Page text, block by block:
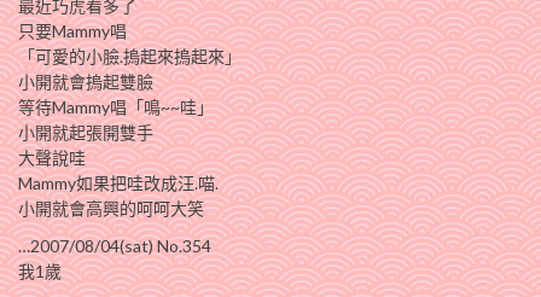
最近巧虎看多了
只要Mammy唱
「可愛的小臉.摀起來摀起來」
小開就會摀起雙臉
等待Mammy唱「鳴~~哇」
小開就起張開雙手
大聲說哇
Mammy如果把哇改成汪.喵.
小開就會高興的呵呵大笑
…2007/08/04(sat) No.354
我1歲